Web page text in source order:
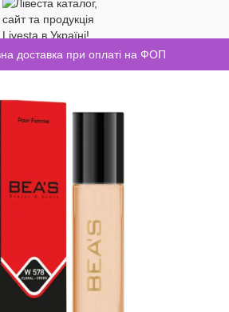
доставка при оплаті на ФОП